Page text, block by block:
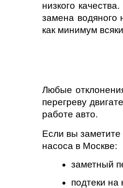
низкого
замена водяного
как минимум
Любые
перегреву
работе авто.
Если вы заметите
насоса в Москве:
заметный
подтеки на